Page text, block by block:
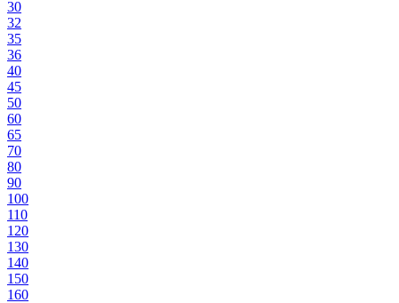
30
32
35
36
40
45
50
60
65
70
80
90
100
110
120
130
140
150
160